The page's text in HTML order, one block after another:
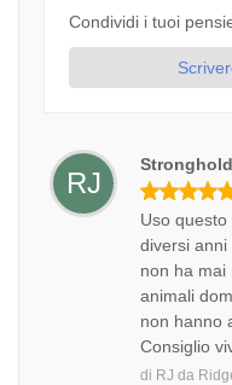
Condividi i tuoi
RJ
Stronghold
Uso
diversi
non ha mai
animali
non hanno
Consiglio
di RJ da